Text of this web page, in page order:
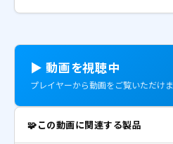
▶ 動画を視聴中
プレイヤーから動画をご覧いただけ
🧩この動画に関連する製品